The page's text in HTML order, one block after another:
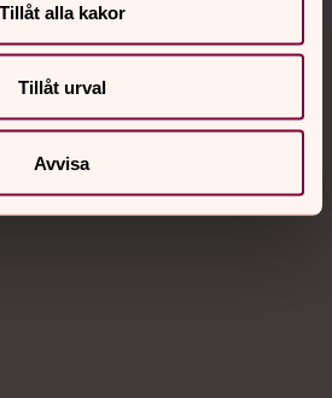
Tillåt alla kakor
Tillåt urval
Avvisa
Prata eller chatta anonymt
och nätter.